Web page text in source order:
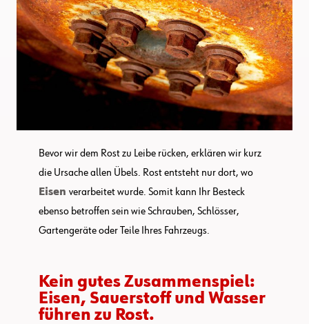
Bevor wir dem Rost zu Leibe rücken, erklären wir kurz
die Ursache allen Übels. Rost entsteht nur dort, wo
Eisen verarbeitet wurde. Somit kann Ihr Besteck
ebenso betroffen sein wie Schrauben, Schlösser,
Gartengeräte oder Teile Ihres Fahrzeugs.
Kein gutes Zusammenspiel:
Eisen, Sauerstoff und Wasser
führen zu Rost.